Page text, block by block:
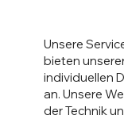
Unsere
bieten
individuellen
an. Unsere
der Technik